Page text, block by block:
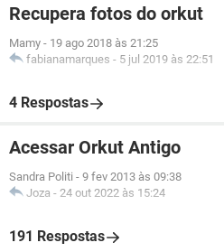
Recupera fotos do orkut
Mamy - 19 ago 2018 às 21:25
fabianamarques - 5 jul 2019 às 22:51
4 Respostas
Acessar Orkut Antigo
Sandra Politi - 9 fev 2013 às 09:38
Joza - 24 out 2022 às 15:24
191 Respostas